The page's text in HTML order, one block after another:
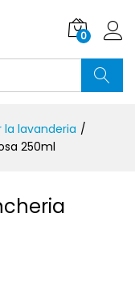
0
la lavanderia /
250ml